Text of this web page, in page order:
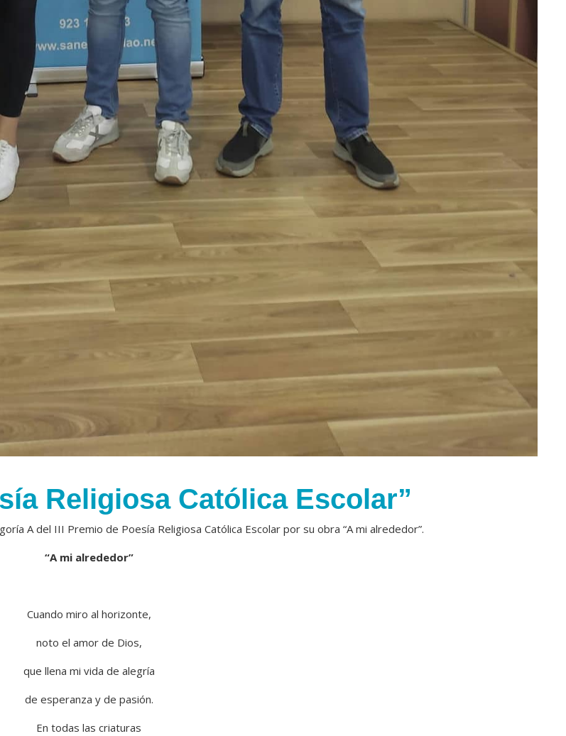
Religiosa Católica Escolar”
A del III Premio de Poesía Religiosa Católica Escolar por su obra “A mi alrededor”.
“A mi alrededor”
Cuando miro al horizonte,
noto el amor de Dios,
que llena mi vida de alegría
de esperanza y de pasión.
En todas las criaturas